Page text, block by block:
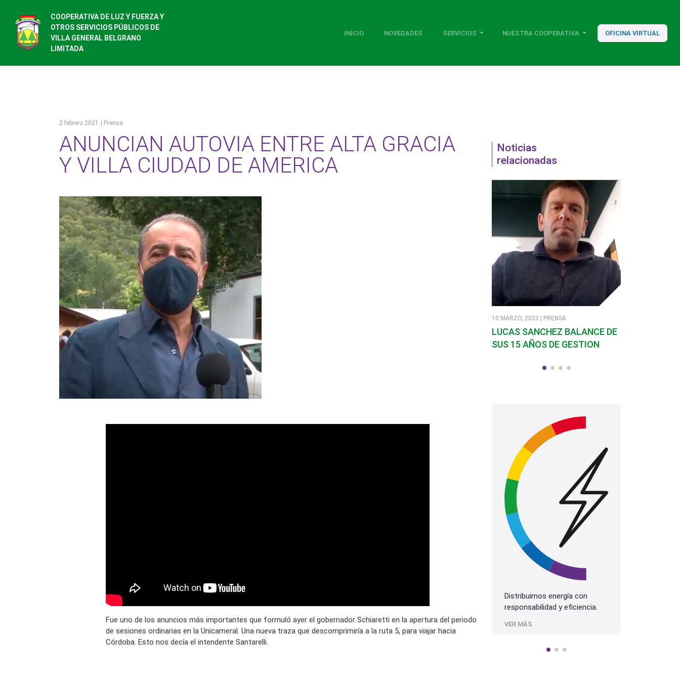
COOPERATIVA DE LUZ Y FUERZA Y
OTROS SERVICIOS PÚBLICOS DE
VILLA GENERAL BELGRANO
LIMITADA
INICIO NOVEDADES SERVICIOS NUESTRA COOPERATIVA OFICINA VIRTUAL
2 febrero 2021 | Prensa
ANUNCIAN AUTOVIA ENTRE ALTA GRACIA
Y VILLA CIUDAD DE AMERICA
Fue uno de los anuncios más importantes que formuló ayer el gobernador Schiaretti en la apertura del periodo
de sesiones ordinarias en la Unicameral. Una nueva traza que descomprimiría a la ruta 5, para viajar hacia
Córdoba. Esto nos decía el intendente Santarelli.
Noticias
relacionadas
10 MARZO, 2023 | PRENSA
LUCAS SANCHEZ BALANCE DE
SUS 15 AÑOS DE GESTION
Distribuimos energía con
responsabilidad y eficiencia.
VER MÁS